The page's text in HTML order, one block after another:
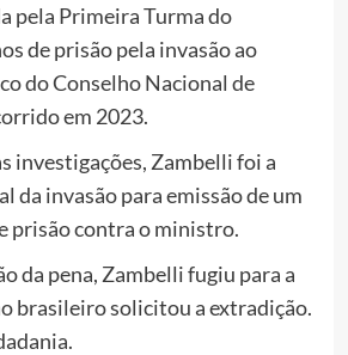
pela Primeira Turma do
de prisão pela invasão ao
do Conselho Nacional de
em 2023.
investigações, Zambelli foi a
da invasão para emissão de um
prisão contra o ministro.
da pena, Zambelli fugiu para a
brasileiro solicitou a extradição.